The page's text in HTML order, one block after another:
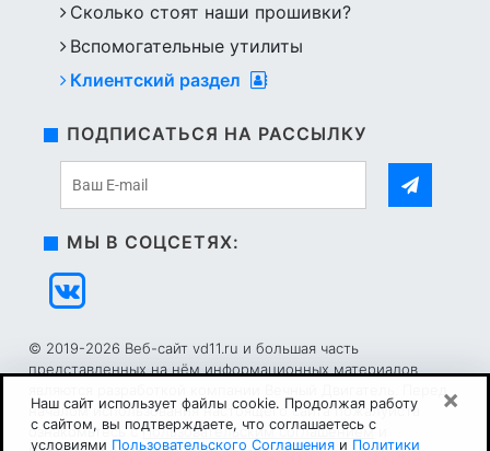
Наш сайт использует файлы cookie. Продолжая работу
с сайтом, вы подтверждаете, что соглашаетесь с
условиями Пользовательского Соглашения и Политики
×
Сколько стоят наши прошивки?
Вспомогательные утилиты
Клиентский раздел
ПОДПИСАТЬСЯ НА РАССЫЛКУ
МЫ В СОЦСЕТЯХ:
© 2019-2026 Веб-сайт vd11.ru и большая часть
представленных на нём информационных материалов
началом использования настоящего сайта пожалуйста
ознакомьтесь сПользовательским соглашениеми